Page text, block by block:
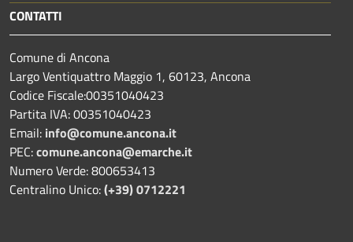
CONTATTI
Comune di Ancona
Largo Ventiquattro Maggio 1, 60123, Ancona
Codice Fiscale:00351040423
Partita IVA: 00351040423
Email: info@comune.ancona.it
PEC:comune.ancona@emarche.it
Numero Verde: 800653413
Centralino Unico:(+39) 0712221